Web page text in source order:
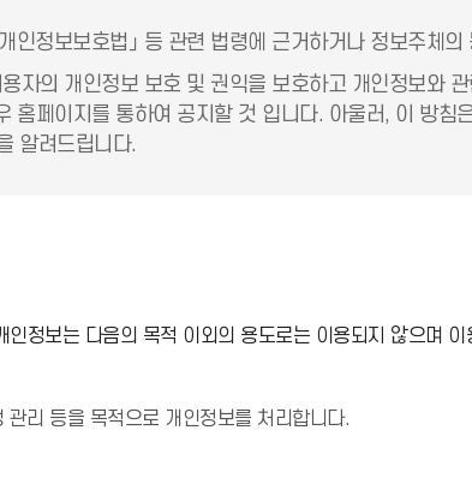
인정보보호법」 등 관련 법령에 근거하거나 정보주체
용자의 개인정보 보호 및 권익을 보호하고 개인정보와
홈페이지를 통하여 공지할 것 입니다. 아울러, 이 방침
알려드립니다.
정보는 다음의 목적 이외의 용도로는 이용되지 않으며
리 등을 목적으로 개인정보를 처리합니다.